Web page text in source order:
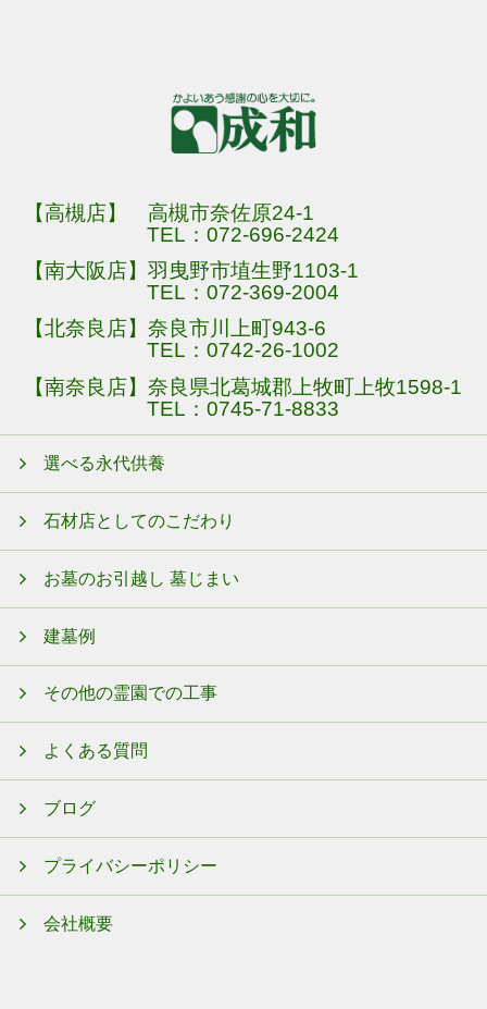
【高槻店】 高槻市奈佐原24-1
TEL：072-696-2424
【南大阪店】羽曳野市埴生野1103-1
TEL：072-369-2004
【北奈良店】奈良市川上町943-6
TEL：0742-26-1002
【南奈良店】奈良県北葛城郡上牧町上牧1598-1
TEL：0745-71-8833
選べる永代供養
石材店としてのこだわり
お墓のお引越し 墓じまい
建墓例
その他の霊園での工事
よくある質問
ブログ
プライバシーポリシー
会社概要